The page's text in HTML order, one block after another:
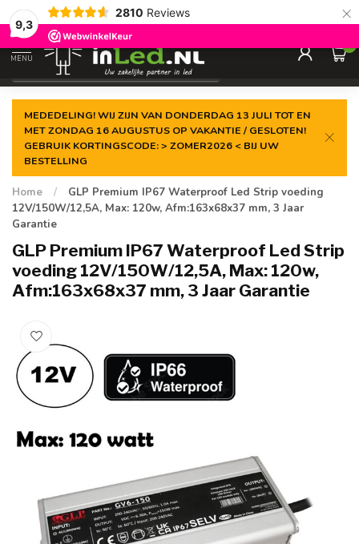
9,3
2810 Reviews ×
Gegarandeerde delaagste prijs
MENU
0
MEDEDELING! WIJ ZIJN VAN DONDERDAG 13 JULI TOT EN
MET ZONDAG 16 AUGUSTUS OP VAKANTIE / GESLOTEN!
GEBRUIK KORTINGSCODE: > ZOMER2026 < BIJ UW
BESTELLING
Home /
GLP Premium IP67 Waterproof Led Strip voeding
12V/150W/12,5A, Max: 120w, Afm:163x68x37 mm, 3 Jaar
Garantie
GLP Premium IP67 Waterproof Led Strip
voeding 12V/150W/12,5A, Max: 120w,
Afm:163x68x37 mm, 3 Jaar Garantie